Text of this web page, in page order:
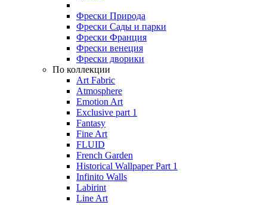
Фрески Природа
Фрески Сады и парки
Фрески Франция
Фрески венеция
Фрески дворики
По коллекции
Art Fabric
Atmosphere
Emotion Art
Exclusive part 1
Fantasy
Fine Art
FLUID
French Garden
Historical Wallpaper Part 1
Infinito Walls
Labirint
Line Art